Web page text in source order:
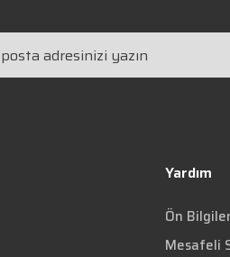
Yardım
Ön
Mesafeli